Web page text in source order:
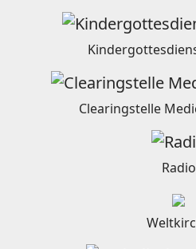
Clearingstelle
Radio